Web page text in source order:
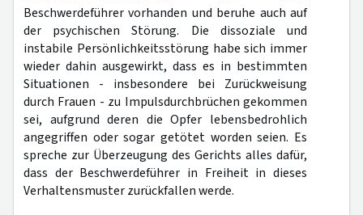
Beschwerdeführer vorhanden und beruhe auch auf
der psychischen Störung. Die dissoziale und
instabile Persönlichkeitsstörung habe sich immer
wieder dahin ausgewirkt, dass es in bestimmten
Situationen - insbesondere bei Zurückweisung
durch Frauen - zu Impulsdurchbrüchen gekommen
sei, aufgrund deren die Opfer lebensbedrohlich
angegriffen oder sogar getötet worden seien. Es
spreche zur Überzeugung des Gerichts alles dafür,
dass der Beschwerdeführer in Freiheit in dieses
Verhaltensmuster zurückfallen werde.